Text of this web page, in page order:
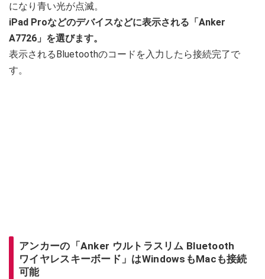
になり青い光が点滅。
iPad Proなどのデバイスなどに表示される「Anker
A7726」を選びます。
表示されるBluetoothのコードを入力したら接続完了で
す。
アンカーの「Anker ウルトラスリム Bluetooth
ワイヤレスキーボード」はWindowsもMacも接続
可能